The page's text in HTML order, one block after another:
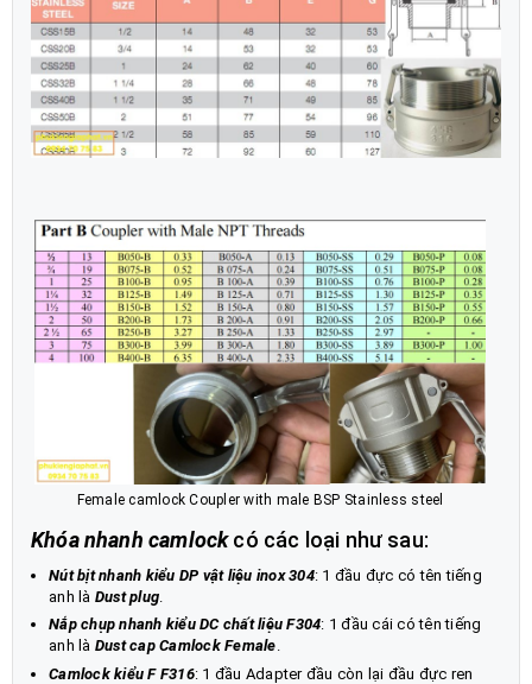
Female camlock Coupler with male BSP Stainless steel
Khóa nhanh camlockcó các loại như sau:
Nút bịt nhanh kiểu DP vật liệu inox 304: 1 đầu đực có tên tiếng
anh là Dust plug.
Nắp chụp nhanh kiểu DC chất liệu F304: 1 đầu cái có tên tiếng
anh là Dust cap Camlock Female.
Camlock kiểu F F316: 1 đầu Adapter đầu còn lại đầu đực ren